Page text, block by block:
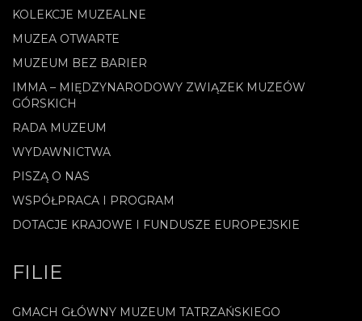
KOLEKCJE MUZEALNE
MUZEA OTWARTE
MUZEUM BEZ BARIER
IMMA – MIĘDZYNARODOWY ZWIĄZEK MUZEÓW
GÓRSKICH
RADA MUZEUM
WYDAWNICTWA
PISZĄ O NAS
WSPÓŁPRACA I PROGRAM
DOTACJE KRAJOWE I FUNDUSZE EUROPEJSKIE
FILIE
GMACH GŁÓWNY MUZEUM TATRZAŃSKIEGO